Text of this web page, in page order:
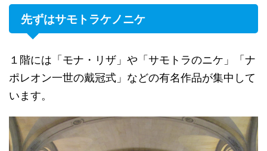
先ずはサモトラケノニケ
１階には「モナ・リザ」や「サモトラのニケ」「ナ
ポレオン一世の戴冠式」などの有名作品が集中して
います。